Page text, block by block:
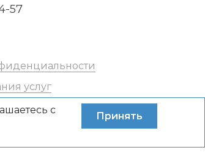
57
услуг
с
Принять